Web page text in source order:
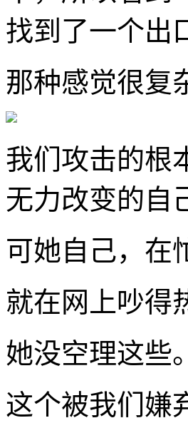
找到了一个出
那种感觉很复
我们攻击的根
无力改变的自
可她自己，在
就在网上吵得
她没空理这些。
这个被我们嫌